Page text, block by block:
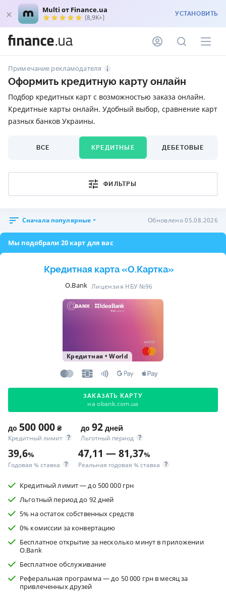
Multi от Finance.ua
(8,9K+) УСТАНОВИТЬ
Примечание рекламодателя
Оформить кредитную карту онлайн
Подбор кредитных карт с возможностью заказа онлайн.
Кредитные карты онлайн. Удобный выбор, сравнение карт
разных банков Украины.
ВСЕ КРЕДИТНЫЕ ДЕБЕТОВЫЕ
ФИЛЬТРЫ
Сначала популярные Обновлено 05.08.2026
Мы подобрали 20 карт для вас
Кредитная карта «O.Картка»
O.Bank Лицензия НБУ №96
Кредитная •World
ЗАКАЗАТЬ КАРТУ
на obank.com.ua
до 500 000 ₴
Кредитный лимит
до 92 дней
Льготный период
39,6%
Годовая % ставка
47,11 — 81,37%
Реальная годовая % ставка
Кредитный лимит — до 500 000 грн
Льготный период до 92 дней
5% на остаток собственных средств
0% комиссии за конвертацию
Бесплатное открытие за несколько минут в приложении
O.Bank
Бесплатное обслуживание
Реферальная программа — до 50 000 грн в месяц за
привлеченных друзей